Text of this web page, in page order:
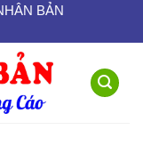
BẢN